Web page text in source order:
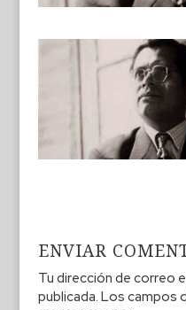
ENVIAR
Tu dirección de correo
publicada. Los campos